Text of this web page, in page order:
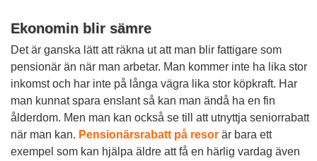
Ekonomin blir sämre
Det är ganska lätt att räkna ut att man blir fattigare som
pensionär än när man arbetar. Man kommer inte ha lika stor
inkomst och har inte på långa vägra lika stor köpkraft. Har
man kunnat spara enslant så kan man ändå ha en fin
ålderdom. Men man kan också se till att utnyttja seniorrabatt
när man kan. Pensionärsrabatt på resorär bara ett
exempel som kan hjälpa äldre att få en härlig vardag även